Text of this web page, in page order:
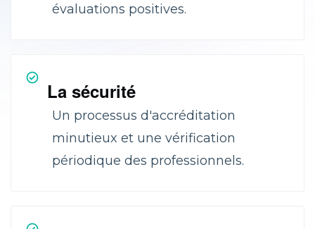
évaluations positives.
La sécurité
Un processus d'accréditation
minutieux et une vérification
périodique des professionnels.